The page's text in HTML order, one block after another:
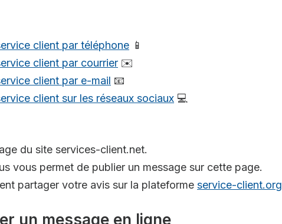
client par téléphone 📱
client par courrier ✉️
client par e-mail 📧
client sur les réseaux sociaux 💻
du site services-client.net.
vous permet de publier un message sur cette page.
partager votre avis sur la plateforme service-client.org
un message en ligne